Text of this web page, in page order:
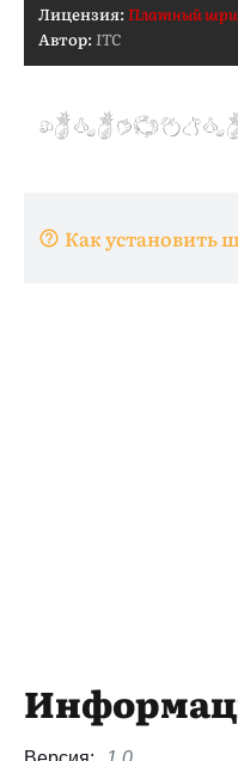
Лицензия:Платный
Автор:ITC
Как установить